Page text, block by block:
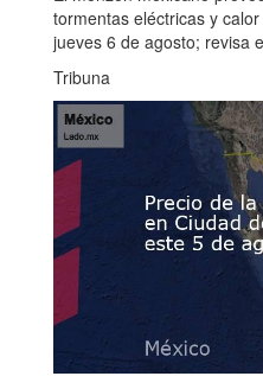
tormentas eléctricas y
jueves 6 de agosto; revisa
Tribuna